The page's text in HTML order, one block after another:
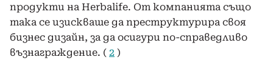
продукти на Herbalife. От компанията също
така се изискваше да преструктурира своя
бизнес дизайн, за да осигури по-справедливо
възнаграждение. ( 2 )